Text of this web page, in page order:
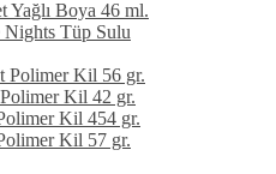
Yağlı Boya 46 ml.
Nights Tüp Sulu
Polimer Kil 56 gr.
Kil 42 gr.
Kil 454 gr.
Kil 57 gr.